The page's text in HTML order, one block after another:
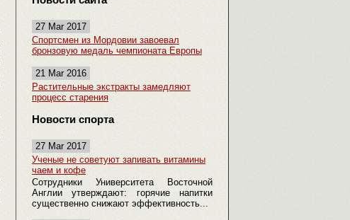
27 Mar 2017
Спортсмен из Мордовии завоевал
бронзовую медаль чемпионата Европы
21 Mar 2016
Растительные экстракты замедляют
процесс старения
Новости спорта
27 Mar 2017
Ученые не советуют запивать витамины
чаем и кофе
Сотрудники Университета Восточной
Англии утверждают: горячие напитки
существенно снижают эффективность...